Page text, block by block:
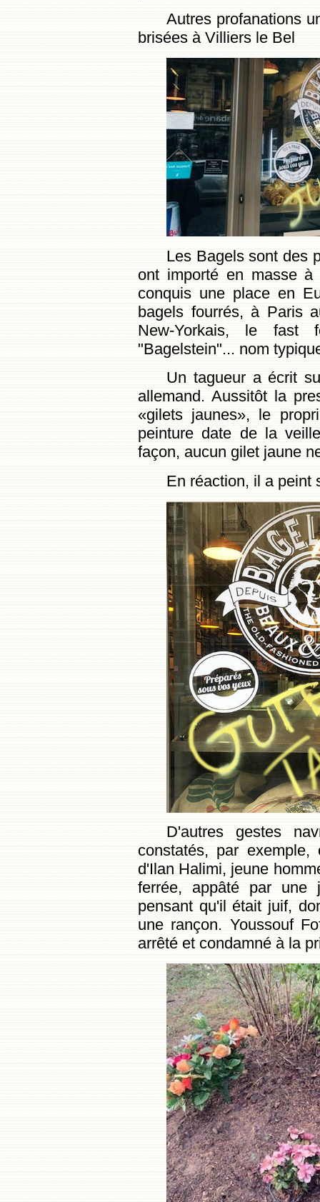
Autres profanations
brisées à Villiers le Bel
Les Bagels sont des
ont importé en masse
conquis une place en
bagels fourrés, à Paris
New-Yorkais, le fast
"Bagelstein"... nom
Un tagueur a écrit
allemand. Aussitôt la
«gilets jaunes», le
peinture date de la
façon, aucun gilet jaune
En réaction, il a peint
D'autres gestes
constatés, par
d'Ilan Halimi, jeune
ferrée, appâté par une
pensant qu'il était juif,
une rançon. Youssouf
arrêté et condamné à la